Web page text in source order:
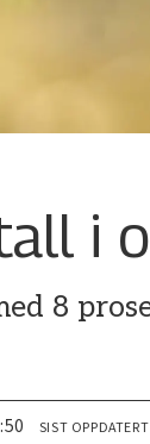
i
8
SIST OPPDATERT